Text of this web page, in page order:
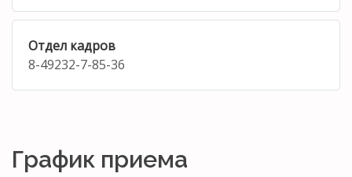
Отдел кадров
8-49232-7-85-36
График приема